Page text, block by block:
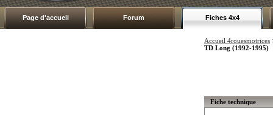
Page d'accueil Forum Fiches 4x4
Accueil 4rouesmotrices
TD Long (1992-1995)
Fiche technique